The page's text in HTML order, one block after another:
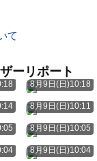
て
ーリポート
8月9日(日)10:18
8月9日(日)10:11
8月9日(日)10:05
8月9日(日)10:04